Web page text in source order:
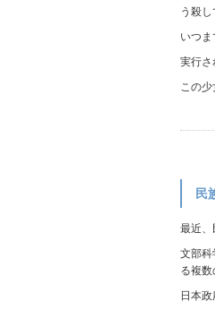
う殺し
いつ
実行さ
この
民
最近、
文部科
る複
日本